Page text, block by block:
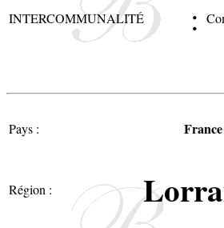
INTERCOMMUNALITÉ :
Pays : France
Région :